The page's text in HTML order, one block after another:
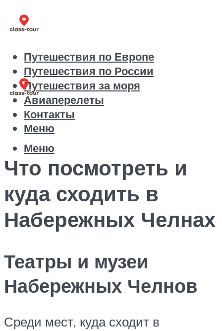
Путешествия по Европе
Путешествия по России
Путешествия за моря
Авиаперелеты
Контакты
Меню
Меню
Что посмотреть и
куда сходить в
Набережных Челнах
Театры и музеи
Набережных Челнов
Среди мест, куда сходит в